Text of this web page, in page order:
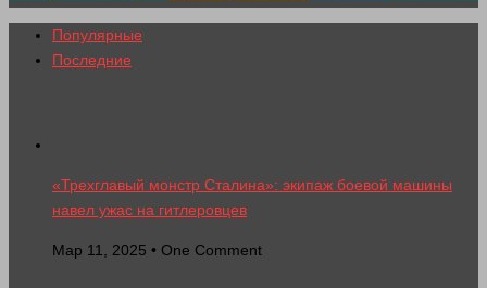
Популярные
Последние
«Трехглавый монстр Сталина»: экипаж боевой машины
навел ужас на гитлеровцев
Мар 11, 2025 • One Comment